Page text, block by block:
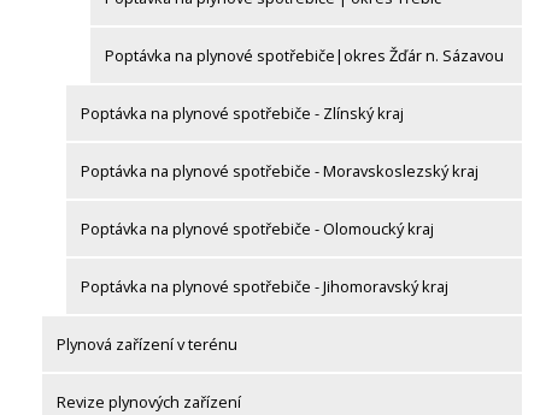
Poptávka na plynové spotřebiče|okres Žďár n. Sázavou
Poptávka na plynové spotřebiče - Zlínský kraj
Poptávka na plynové spotřebiče - Moravskoslezský kraj
Poptávka na plynové spotřebiče - Olomoucký kraj
Poptávka na plynové spotřebiče - Jihomoravský kraj
Plynová zařízení v terénu
Revize plynových zařízení